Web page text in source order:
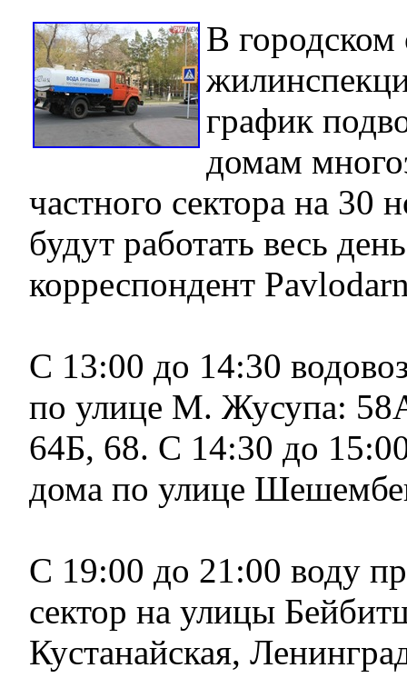
В городском
график
домам
частного сектора на 30
будут работать весь
корреспондент
С 13:00 до 14:30
по улице М. Жусупа:
64Б, 68. С 14:30 до
дома по улице
С 19:00 до 21:00 воду
сектор на улицы
Кустанайская,